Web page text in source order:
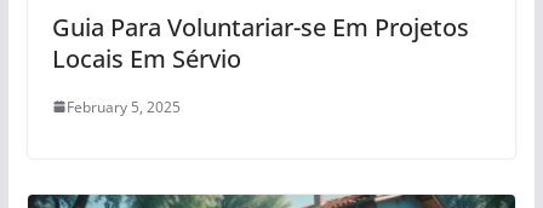
Guia Para Voluntariar-se Em Projetos
Locais Em Sérvio
February 5, 2025